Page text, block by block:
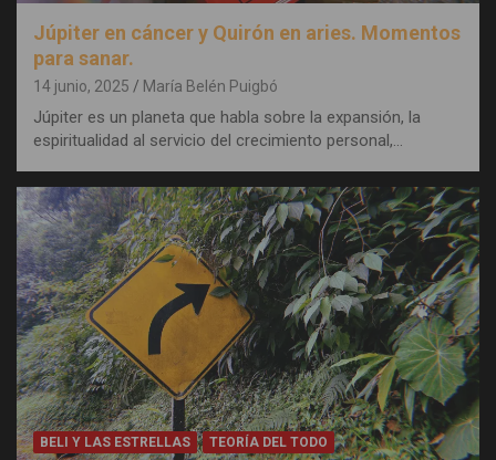
Júpiter en cáncer y Quirón en aries. Momentos
para sanar.
14 junio, 2025 María Belén Puigbó
Júpiter es un planeta que habla sobre la expansión, la
espiritualidad al servicio del crecimiento personal,…
BELI Y LAS ESTRELLAS TEORÍA DEL TODO